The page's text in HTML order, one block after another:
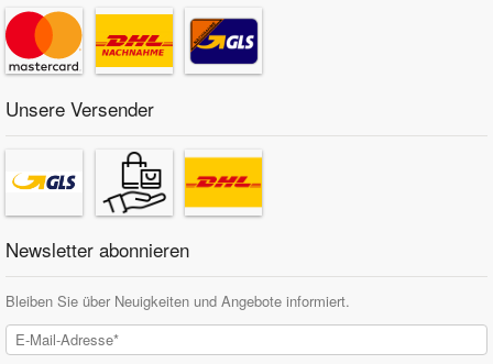
Unsere Versender
Newsletter abonnieren
Bleiben Sie über Neuigkeiten und Angebote informiert.